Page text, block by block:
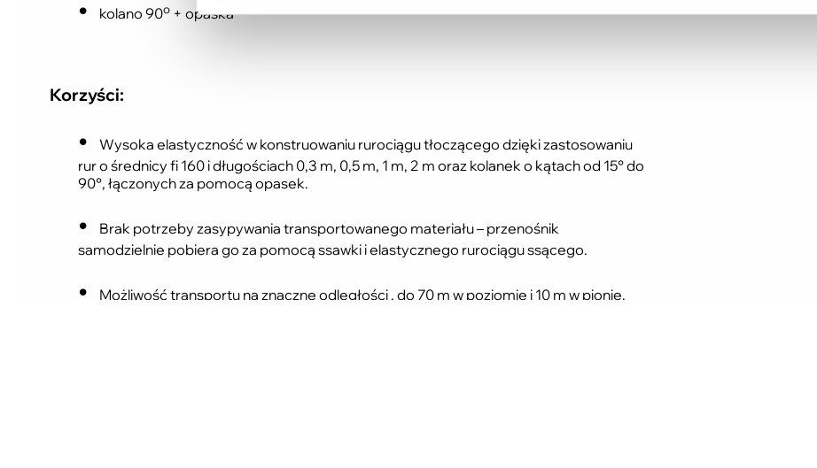
kolano 90o+ opaska
Korzyści:
Wysoka elastyczność w konstruowaniu rurociągu tłoczącego dzięki zastosowaniu
rur o średnicy fi 160 i długościach 0,3 m, 0,5 m, 1 m, 2 m oraz kolanek o kątach od 15° do
90°, łączonych za pomocą opasek.
Brak potrzeby zasypywania transportowanego materiału – przenośnik
samodzielnie pobiera go za pomocą ssawki i elastycznego rurociągu ssącego.
Możliwość transportu na znaczne odległości , do 70 m w poziomie i 10 m w pionie.